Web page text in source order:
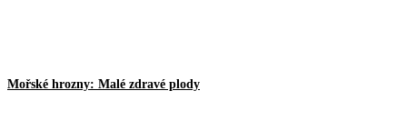
Mořské hrozny: Malé zdravé plody